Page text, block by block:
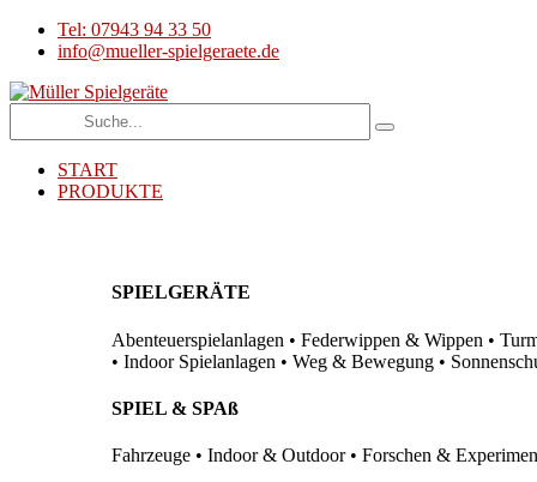
Tel: 07943 94 33 50
info@mueller-spielgeraete.de
START
PRODUKTE
SPIELGERÄTE
Abenteuerspielanlagen • Federwippen & Wippen •
• Indoor Spielanlagen • Weg & Bewegung •
SPIEL & SPAß
Fahrzeuge • Indoor & Outdoor • Forschen &